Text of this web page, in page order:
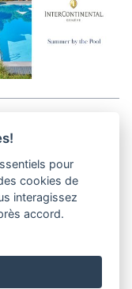
Kits médias
Confidentialité
pour
cookies de
interagissez
accord.